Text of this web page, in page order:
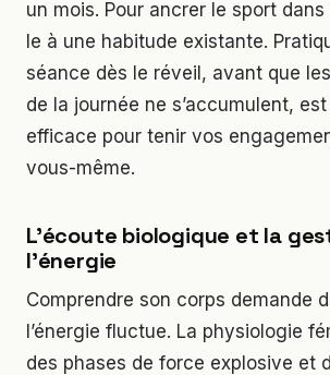
un mois. Pour ancrer le sport
le à une habitude existante.
séance dès le réveil, avant que
de la journée ne s’accumulent,
efficace pour tenir vos
vous-même.
L’écoute biologique et la
l’énergie
Comprendre son corps demande
l’énergie fluctue. La physiologie
des phases de force explosive et